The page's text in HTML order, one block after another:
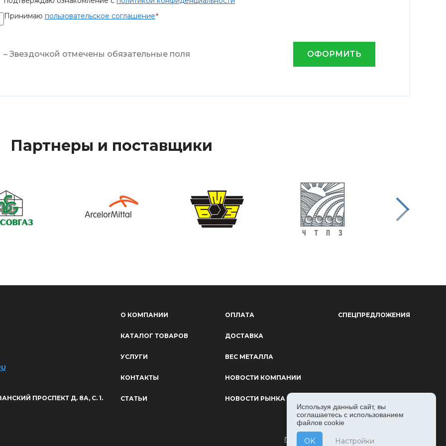
Принимаю пользовательское соглашение*
– Звездочкой отмечены обязательные поля ОФОРМИТЬ
Партнеры и поставщики
ПРОСПЕКТ Д. 8А, С. 1.
О КОМПАНИИ
КАТАЛОГ ТОВАРОВ
УСЛУГИ
КОНТАКТЫ
СТАТЬИ
ОПЛАТА
ДОСТАВКА
ВЕС МЕТАЛЛА
НОВОСТИ КОМПАНИИ
НОВОСТИ РЫНКА
СПЕЦПРЕДЛОЖЕНИЯ
ПОЛИТИКА КОНФИДЕНЦИАЛЬНОСТИ
Используя данный сайт, вы
соглашаетесь с использованием
файлов cookie
OK Настройки